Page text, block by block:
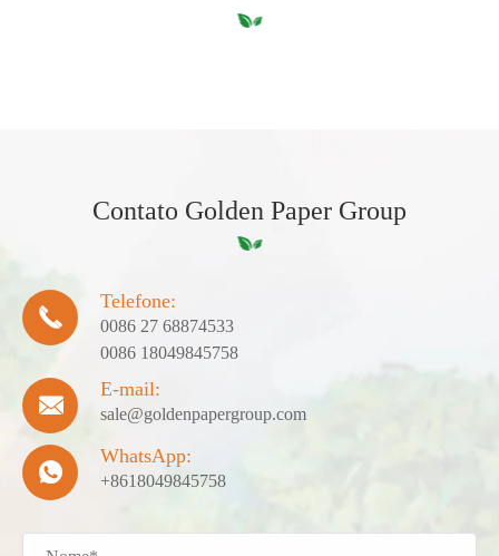
Contato Golden Paper Group

Telefone:
0086 27 68874533
0086 18049845758

E-mail:
sale@goldenpapergroup.com

WhatsApp:
+8618049845758